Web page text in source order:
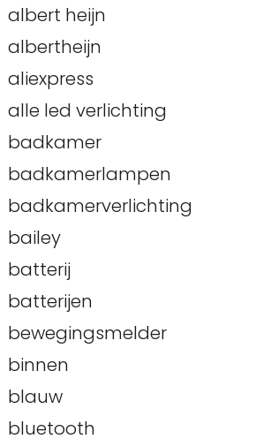
albert heijn
albertheijn
aliexpress
alle led verlichting
badkamer
badkamerlampen
badkamerverlichting
bailey
batterij
batterijen
bewegingsmelder
binnen
blauw
bluetooth